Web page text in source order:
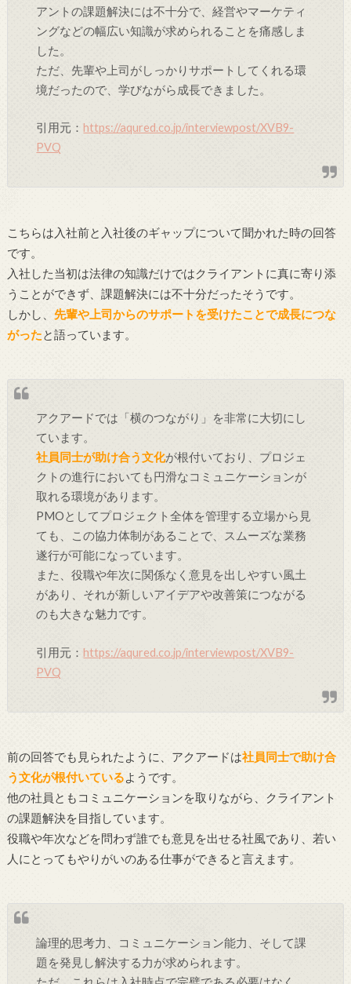
アントの課題解決には不十分で、経営やマーケティ
ングなどの幅広い知識が求められることを痛感しま
した。
ただ、先輩や上司がしっかりサポートしてくれる環
境だったので、学びながら成長できました。
引用元： https://aqured.co.jp/interviewpost/XVB9-
PVQ
こちらは入社前と入社後のギャップについて聞かれた時の回答
です。
入社した当初は法律の知識だけではクライアントに真に寄り添
うことができず、課題解決には不十分だったそうです。
しかし、 先輩や上司からのサポートを受けたことで成長につな
がったと語っています。
アクアードでは「横のつながり」を非常に大切にし
ています。
社員同士が助け合う文化が根付いており、プロジェ
クトの進行においても円滑なコミュニケーションが
取れる環境があります。
PMOとしてプロジェクト全体を管理する立場から見
ても、この協力体制があることで、スムーズな業務
遂行が可能になっています。
また、役職や年次に関係なく意見を出しやすい風土
があり、それが新しいアイデアや改善策につながる
のも大きな魅力です。
引用元：https://aqured.co.jp/interviewpost/XVB9-
PVQ
前の回答でも見られたように、アクアードは社員同士で助け合
う文化が根付いているようです。
他の社員ともコミュニケーションを取りながら、クライアント
の課題解決を目指しています。
役職や年次などを問わず誰でも意見を出せる社風であり、若い
人にとってもやりがいのある仕事ができると言えます。
論理的思考力、コミュニケーション能力、そして課
題を発見し解決する力が求められます。